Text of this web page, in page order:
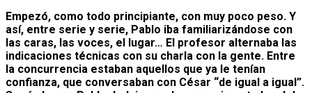
Empezó, como todo principiante, con muy poco peso. Y
así, entre serie y serie, Pablo iba familiarizándose con
las caras, las voces, el lugar… El profesor alternaba las
indicaciones técnicas con su charla con la gente. Entre
la concurrencia estaban aquellos que ya le tenían
confianza, que conversaban con César “de igual a igual”.